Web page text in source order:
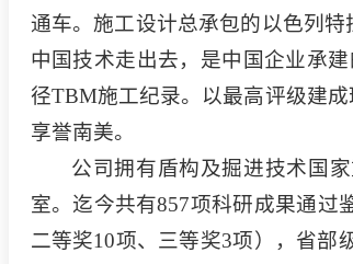
通车。施工设计总承包的以色列
中国技术走出去，是中国企业承
径TBM施工纪录。以最高评级建
享誉南美。
公司拥有盾构及掘进技术国
室。迄今共有857项科研成果通过
二等奖10项、三等奖3项），省部